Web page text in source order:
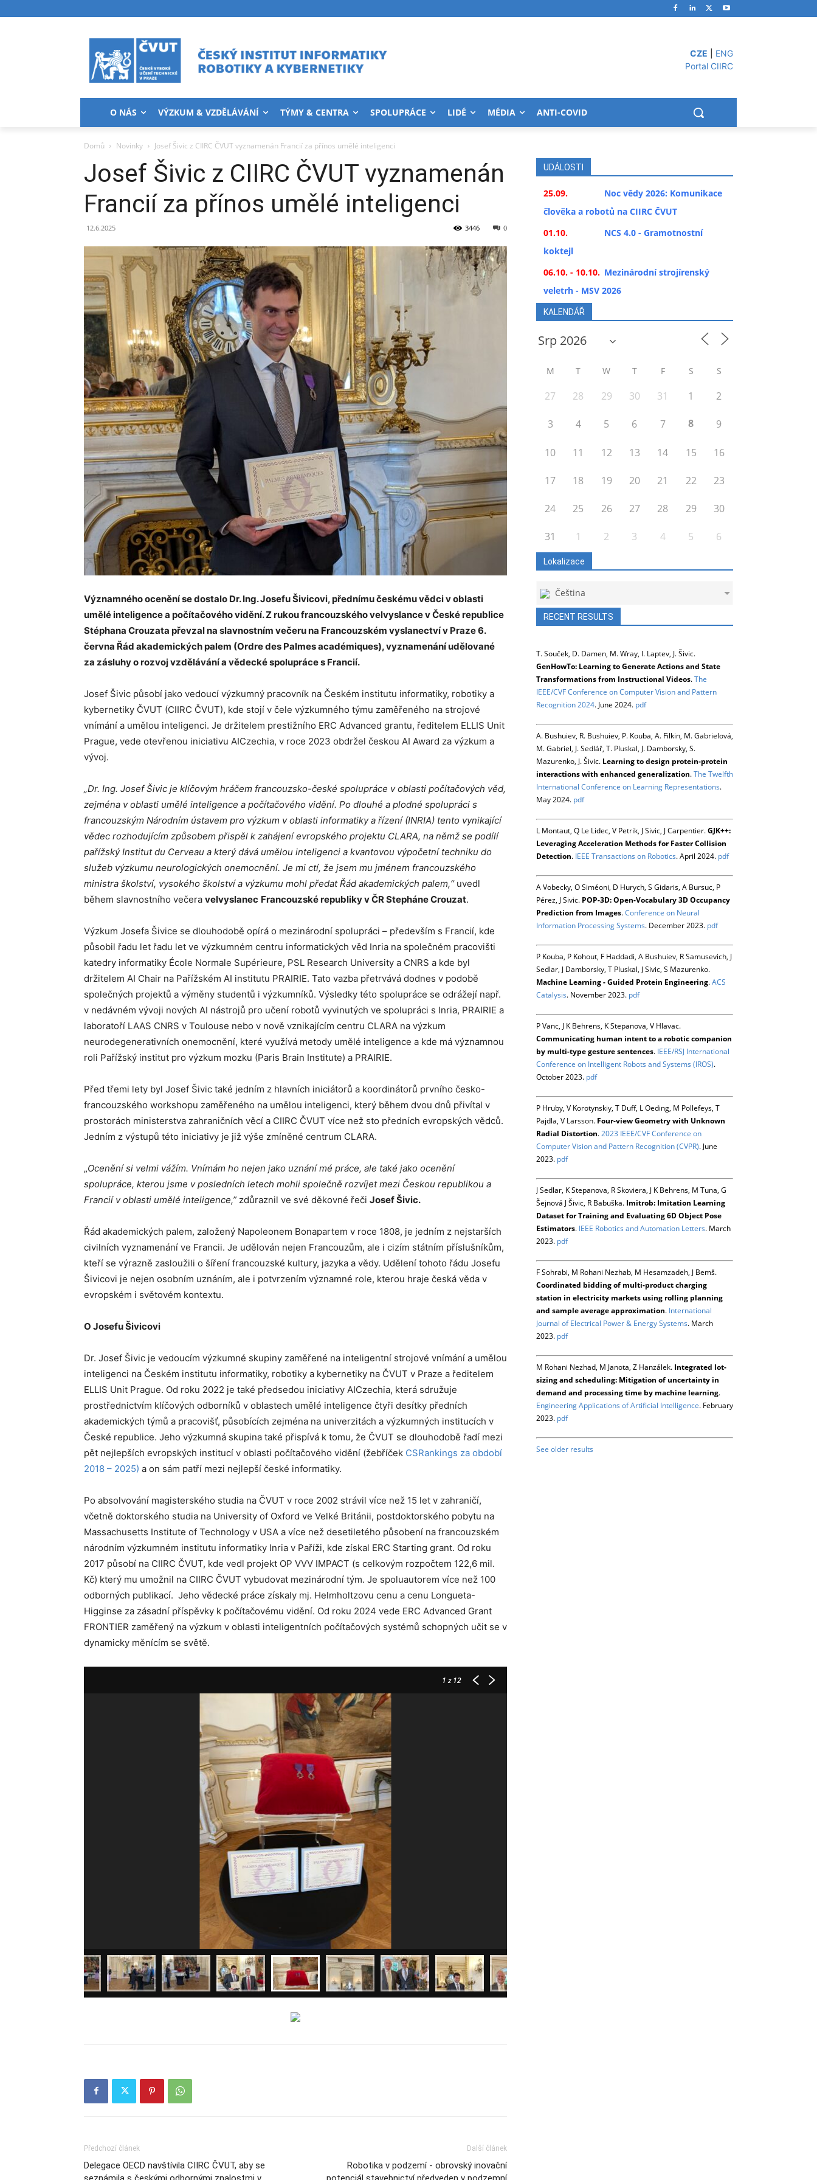
CZE
ENG
Portal CIIRC
O NÁS VÝZKUM & VZDĚLÁVÁNÍ TÝMY & CENTRA SPOLUPRÁCE LIDÉ MÉDIA ANTI-COVID
Domů Novinky Josef Šivic z CIIRC ČVUT vyznamenán Francií za přínos umělé inteligenci
Josef Šivic z CIIRC ČVUT vyznamenán
Francií za přínos umělé inteligenci
12.6.2025 0
3446
Významného ocenění se dostalo Dr. Ing. Josefu Šivicovi, přednímu českému vědci v oblasti
umělé inteligence a počítačového vidění. Z rukou francouzského velvyslance v České republice
Stéphana Crouzata převzal na slavnostním večeru na Francouzském vyslanectví v Praze 6.
června Řád akademických palem (Ordre des Palmes académiques), vyznamenání udělované
za zásluhy o rozvoj vzdělávání a vědecké spolupráce s Francií.
Josef Šivic působí jako vedoucí výzkumný pracovník na Českém institutu informatiky, robotiky a
kybernetiky ČVUT (CIIRC ČVUT), kde stojí v čele výzkumného týmu zaměřeného na strojové
vnímání a umělou inteligenci. Je držitelem prestižního ERC Advanced grantu, ředitelem ELLIS Unit
Prague, vede otevřenou iniciativu AICzechia, v roce 2023 obdržel českou AI Award za výzkum a
vývoj.
„Dr. Ing. Josef Šivic je klíčovým hráčem francouzsko-české spolupráce v oblasti počítačových věd,
zejména v oblasti umělé inteligence a počítačového vidění. Po dlouhé a plodné spolupráci s
francouzským Národním ústavem pro výzkum v oblasti informatiky a řízení (INRIA) tento vynikající
vědec rozhodujícím způsobem přispěl k zahájení evropského projektu CLARA, na němž se podílí
pařížský Institut du Cerveau a který dává umělou inteligenci a kvantovou výpočetní techniku do
služeb výzkumu neurologických onemocnění. Je mi ctí, že jsem mu jménem francouzského
ministra školství, vysokého školství a výzkumu mohl předat Řád akademických palem,“uvedl
během slavnostního večera velvyslanec Francouzské republiky vČR Stepháne Crouzat.
Výzkum Josefa Šivice se dlouhodobě opírá o mezinárodní spolupráci – především s Francií, kde
působil řadu let řadu let ve výzkumném centru informatických věd Inria na společném pracovišti
katedry informatiky École Normale Supérieure, PSL Research University a CNRS a kde byl
držitelem AI Chair na Pařížském AI institutu PRAIRIE. Tato vazba přetrvává dodnes v podobě
společných projektů a výměny studentů i výzkumníků. Výsledky této spolupráce se odrážejí např.
v nedávném vývoji nových AI nástrojů pro učení robotů vyvinutých ve spolupráci s Inria, PRAIRIE a
laboratoří LAAS CNRS v Toulouse nebo v nově vznikajícím centru CLARA na výzkum
neurodegenerativních onemocnění, které využívá metody umělé inteligence a kde má významnou
roli Pařížský institut pro výzkum mozku (Paris Brain Institute) a PRAIRIE.
Před třemi lety byl Josef Šivic také jedním z hlavních iniciátorů a koordinátorů prvního česko-
francouzského workshopu zaměřeného na umělou inteligenci, který během dvou dnů přivítal v
prostorách ministerstva zahraničních věcí a CIIRC ČVUT více než sto předních evropských vědců.
Jedním z výstupů této iniciativy je již výše zmíněné centrum CLARA.
„Ocenění si velmi vážím. Vnímám ho nejen jako uznání mé práce, ale také jako ocenění
spolupráce, kterou jsme v posledních letech mohli společně rozvíjet mezi Českou republikou a
Francií v oblasti umělé inteligence,” zdůraznil ve své děkovné řeči Josef Šivic.
Řád akademických palem, založený Napoleonem Bonapartem v roce 1808, je jedním z nejstarších
civilních vyznamenání ve Francii. Je udělován nejen Francouzům, ale i cizím státním příslušníkům,
kteří se výrazně zasloužili o šíření francouzské kultury, jazyka a vědy. Udělení tohoto řádu Josefu
Šivicovi je nejen osobním uznáním, ale i potvrzením významné role, kterou hraje česká věda v
evropském i světovém kontextu.
O Josefu Šivicovi
Dr. Josef Šivic je vedoucím výzkumné skupiny zaměřené na inteligentní strojové vnímání a umělou
inteligenci na Českém institutu informatiky, robotiky a kybernetiky na ČVUT v Praze a ředitelem
ELLIS Unit Prague. Od roku 2022 je také předsedou iniciativy AICzechia, která sdružuje
prostřednictvím klíčových odborníků v oblastech umělé inteligence čtyři desítky předních
akademických týmů a pracovišť, působících zejména na univerzitách a výzkumných institucích v
České republice. Jeho výzkumná skupina také přispívá k tomu, že ČVUT se dlouhodobě řadí mezi
pět nejlepších evropských institucí v oblasti počítačového vidění (žebříček CSRankings za období
2018 – 2025) a on sám patří mezi nejlepší české informatiky.
Po absolvování magisterského studia na ČVUT v roce 2002 strávil více než 15 let v zahraničí,
včetně doktorského studia na University of Oxford ve Velké Británii, postdoktorského pobytu na
Massachusetts Institute of Technology v USA a více než desetiletého působení na francouzském
národním výzkumném institutu informatiky Inria v Paříži, kde získal ERC Starting grant. Od roku
2017 působí na CIIRC ČVUT, kde vedl projekt OP VVV IMPACT (s celkovým rozpočtem 122,6 mil.
Kč) který mu umožnil na CIIRC ČVUT vybudovat mezinárodní tým. Je spoluautorem více než 100
odborných publikací. Jeho vědecké práce získaly mj. Helmholtzovu cenu a cenu Longueta-
Higginse za zásadní příspěvky k počítačovému vidění. Od roku 2024 vede ERC Advanced Grant
FRONTIER zaměřený na výzkum v oblasti inteligentních počítačových systémů schopných učit se v
dynamicky měnícím se světě.
1z 12
Předchozí článek
Delegace OECD navštívila CIIRC ČVUT, aby se
Další článek
Robotika v podzemí - obrovský inovační
UDÁLOSTI
25.09.
Noc vědy 2026: Komunikace
člověka a robotů na CIIRC ČVUT
01.10.
NCS 4.0 - Gramotnostní
koktejl
06.10. - 10.10. Mezinárodní strojírenský
veletrh - MSV 2026
KALENDÁŘ
M T W T F S S
27 28 29 30 31 1 2
3 4 5 6 7 8 9
10 11 12 13 14 15 16
17 18 19 20 21 22 23
24 25 26 27 28 29 30
31 1 2 3 4 5 6
Lokalizace
Čeština
RECENT RESULTS
T. Souček, D. Damen, M. Wray, I. Laptev, J. Šivic.
GenHowTo: Learning to Generate Actions and State
Transformations from Instructional Videos.The
IEEE/CVF Conference on Computer Vision and Pattern
Recognition 2024. June 2024. pdf
A. Bushuiev, R. Bushuiev, P. Kouba, A. Filkin, M. Gabrielová,
M. Gabriel, J. Sedlář, T. Pluskal, J. Damborsky, S.
Mazurenko, J. Šivic. Learning to design protein-protein
interactions with enhanced generalization.The Twelfth
International Conference on Learning Representations.
May 2024. pdf
L Montaut, Q Le Lidec, V Petrik, J Sivic, J Carpentier.GJK++:
Leveraging Acceleration Methods for Faster Collision
Detection. IEEE Transactions on Robotics. April 2024. pdf
A Vobecky, O Siméoni, D Hurych, S Gidaris, A Bursuc, P
Pérez, J Sivic. POP-3D: Open-Vocabulary 3D Occupancy
Prediction from Images.Conference on Neural
Information Processing Systems. December 2023. pdf
P Kouba, P Kohout, F Haddadi, A Bushuiev, R Samusevich, J
Sedlar, J Damborsky, T Pluskal, J Sivic, S Mazurenko.
Machine Learning - Guided Protein Engineering.ACS
Catalysis. November 2023. pdf
P Vanc, J K Behrens, K Stepanova, V Hlavac.
Communicating human intent to a robotic companion
by multi-type gesture sentences. IEEE/RSJ International
Conference on Intelligent Robots and Systems (IROS).
October 2023. pdf
P Hruby, V Korotynskiy, T Duff, L Oeding, M Pollefeys, T
Pajdla, V Larsson. Four-view Geometry with Unknown
Radial Distortion.2023 IEEE/CVF Conference on
Computer Vision and Pattern Recognition (CVPR). June
2023. pdf
J Sedlar, K Stepanova, R Skoviera, J K Behrens, M Tuna, G
Šejnová J Šivic, R Babuška. Imitrob: Imitation Learning
Dataset for Training and Evaluating 6D Object Pose
Estimators. IEEE Robotics and Automation Letters. March
2023. pdf
F Sohrabi, M Rohani Nezhab, M Hesamzadeh, J Bemš.
Coordinated bidding of multi-product charging
station in electricity markets using rolling planning
and sample average approximation. International
Journal of Electrical Power & Energy Systems. March
2023. pdf
M Rohani Nezhad, M Janota, Z Hanzálek. Integrated lot-
sizing and scheduling: Mitigation of uncertainty in
demand and processing time by machine learning.
Engineering Applications of Artificial Intelligence. February
2023. pdf
See older results